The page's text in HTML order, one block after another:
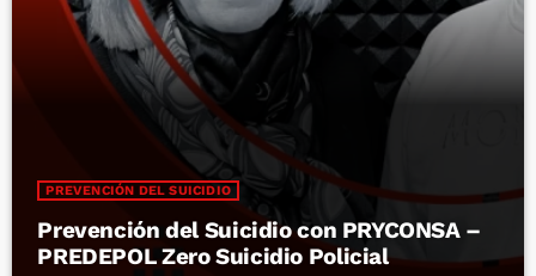
PREVENCIÓN DEL SUICIDIO
Prevención del Suicidio con PRYCONSA –
PREDEPOL Zero Suicidio Policial